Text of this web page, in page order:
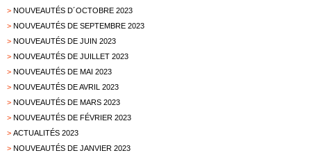
> NOUVEAUTÉS D´OCTOBRE 2023
> NOUVEAUTÉS DE SEPTEMBRE 2023
> NOUVEAUTÉS DE JUIN 2023
> NOUVEAUTÉS DE JUILLET 2023
> NOUVEAUTÉS DE MAI 2023
> NOUVEAUTÉS DE AVRIL 2023
> NOUVEAUTÉS DE MARS 2023
> NOUVEAUTÉS DE FÉVRIER 2023
> ACTUALITÉS 2023
> NOUVEAUTÉS DE JANVIER 2023